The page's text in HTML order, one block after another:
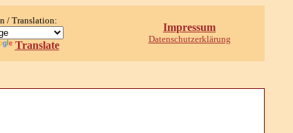
/ Translation:
Translate
Impressum
Datenschutzerklärung